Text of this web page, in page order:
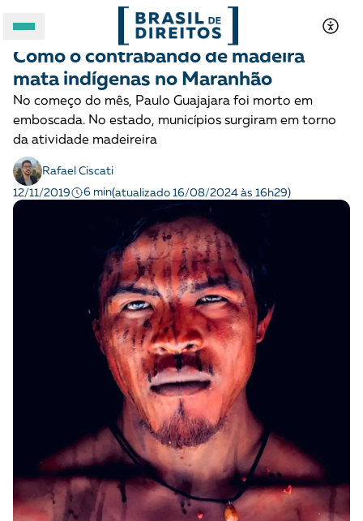
A BRASIL DE DIREITOS
ASSUNTOS
FORMATOS
Apoie a Brasil de Direitos
A [BD] conta as histórias de quem defende
direitos humanos no Brasil. Para continuar,
esse trabalho precisa da sua doação!
VEJA COMO APOIAR!
POVOS INDÍGENAS
Notícias
Como o contrabando de madeira
mata indígenas no Maranhão
No começo do mês, Paulo Guajajara foi morto em
emboscada. No estado, municípios surgiram em torno
da atividade madeireira
Rafael Ciscati
12/11/2019
6 min(atualizado 16/08/2024 às 16h29)